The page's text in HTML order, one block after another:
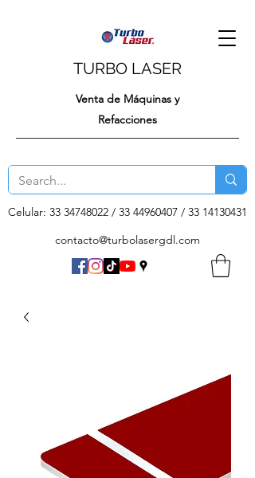
TURBO LASER
Venta de Máquinas y
Refacciones
Celular: 33 34748022 / 33 44960407 / 33 14130431
contacto@turbolasergdl.com